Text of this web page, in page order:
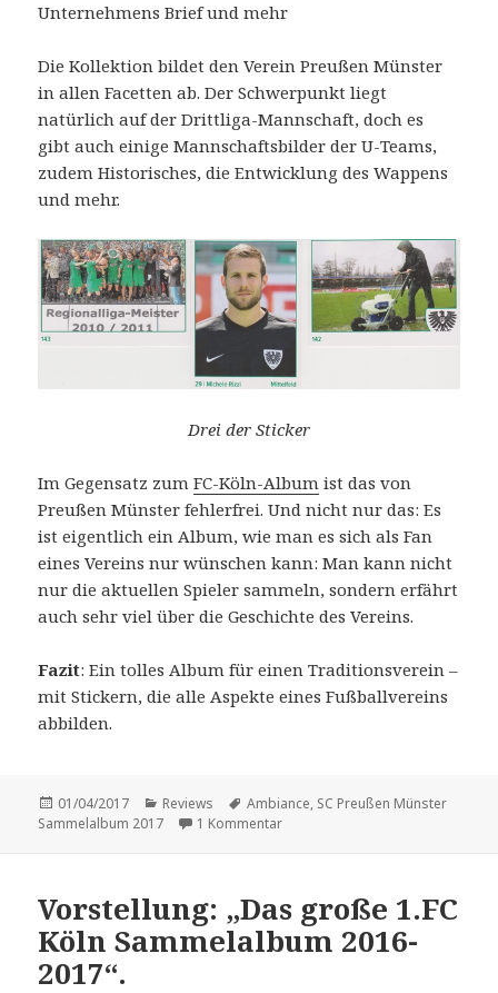
Unternehmens Brief und mehr
Die Kollektion bildet den Verein Preußen Münster
in allen Facetten ab. Der Schwerpunkt liegt
natürlich auf der Drittliga-Mannschaft, doch es
gibt auch einige Mannschaftsbilder der U-Teams,
zudem Historisches, die Entwicklung des Wappens
und mehr.
Drei der Sticker
Im Gegensatz zumFC-Köln-Album ist das von
Preußen Münster fehlerfrei. Und nicht nur das: Es
ist eigentlich ein Album, wie man es sich als Fan
eines Vereins nur wünschen kann: Man kann nicht
nur die aktuellen Spieler sammeln, sondern erfährt
auch sehr viel über die Geschichte des Vereins.
Fazit: Ein tolles Album für einen Traditionsverein –
mit Stickern, die alle Aspekte eines Fußballvereins
abbilden.
Veröffentlicht
am
01/04/2017 Kategorien
Reviews Schlagwörter
Ambiance, SC Preußen Münster
Sammelalbum 2017
1 Kommentarzu Vorstellung: „SC Preußen
Vorstellung: „Das große 1.FC
Köln Sammelalbum 2016-
2017“.